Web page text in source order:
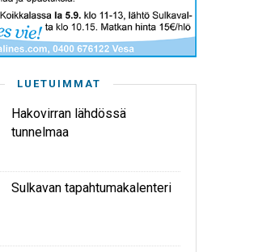
LUETUIMMAT
Hakovirran lähdössä
tunnelmaa
Sulkavan tapahtumakalenteri